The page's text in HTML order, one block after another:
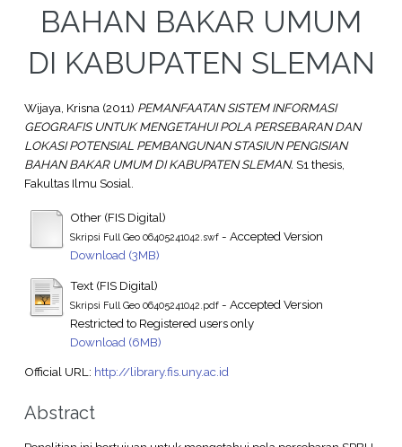
BAHAN BAKAR UMUM
DI KABUPATEN SLEMAN
Wijaya, Krisna(2011) PEMANFAATAN SISTEM INFORMASI
GEOGRAFIS UNTUK MENGETAHUI POLA PERSEBARAN DAN
LOKASI POTENSIAL PEMBANGUNAN STASIUN PENGISIAN
BAHAN BAKAR UMUM DI KABUPATEN SLEMAN. S1 thesis,
Fakultas Ilmu Sosial.
Other (FIS Digital)
Skripsi Full Geo 06405241042.swf- Accepted Version
Download (3MB)
Text (FIS Digital)
Skripsi Full Geo 06405241042.pdf- Accepted Version
Restricted to Registered users only
Download (6MB)
Official URL: http://library.fis.uny.ac.id
Abstract